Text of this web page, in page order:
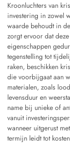
Kroonluchters van
investering in zowel
waarde behoudt in
zorgt ervoor dat
eigenschappen
tegenstelling tot
raken, beschikken
die voorbijgaat aan
materialen, zoals
levensduur en
name bij unieke of
vanuit
wanneer uitgerust
termijn leidt tot